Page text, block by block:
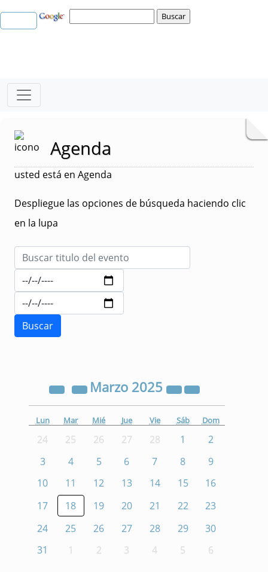
Agenda
usted está en Agenda
Despliegue las opciones de búsqueda haciendo clic
en la lupa
Marzo 2025
Lun Mar Mié Jue Vie Sáb Dom
24 25 26 27 28 1
2
3
4 5 6 7 8
9
10
11 12 13 14 15
16
17
18 19 20 21 22
23
24
25 26 27 28 29
30
31
1 2 3 4 5 6